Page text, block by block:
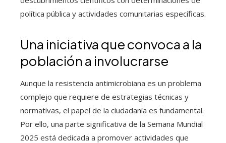
política pública y actividades comunitarias específicas.
Una iniciativa que convoca a la
población a involucrarse
Aunque la resistencia antimicrobiana es un problema
complejo que requiere de estrategias técnicas y
normativas, el papel de la ciudadanía es fundamental.
Por ello, una parte significativa de la Semana Mundial
2025 está dedicada a promover actividades que